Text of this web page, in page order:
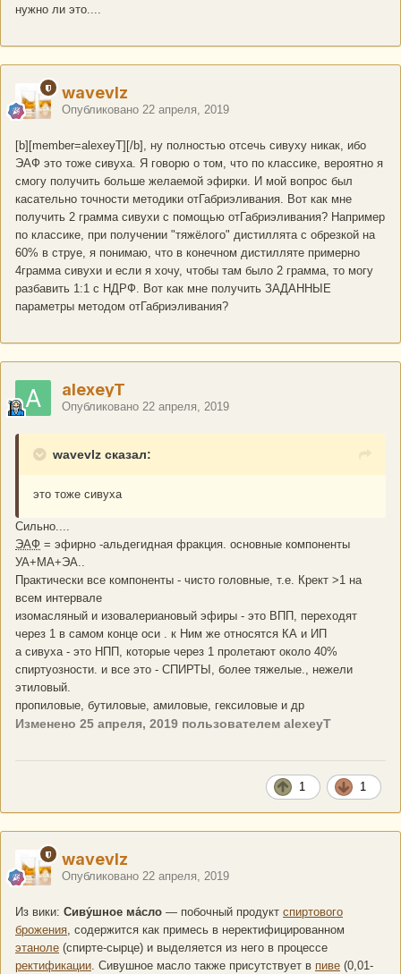
нужно ли это....
wavevlz
Опубликовано 22 апреля, 2019
[b][member=alexeyT][/b], ну полностью отсечь сивуху никак, ибо
ЭАФ это тоже сивуха. Я говорю о том, что по классике, вероятно я
смогу получить больше желаемой эфирки. И мой вопрос был
касательно точности методики отГабриэливания. Вот как мне
получить 2 грамма сивухи с помощью отГабриэливания? Например
по классике, при получении "тяжёлого" дистиллята с обрезкой на
60% в струе, я понимаю, что в конечном дистилляте примерно
4грамма сивухи и если я хочу, чтобы там было 2 грамма, то могу
разбавить 1:1 с НДРФ. Вот как мне получить ЗАДАННЫЕ
параметры методом отГабриэливания?
alexeyT
Опубликовано 22 апреля, 2019
wavevlz сказал:
это тоже сивуха
Сильно....
ЭАФ = эфирно -альдегидная фракция. основные компоненты
УА+МА+ЭА..
Практически все компоненты - чисто головные, т.е. Крект >1 на
всем интервале
изомасляный и изовалериановый эфиры - это ВПП, переходят
через 1 в самом конце оси . к Ним же относятся КА и ИП
а сивуха - это НПП, которые через 1 пролетают около 40%
спиртуозности. и все это - СПИРТЫ, более тяжелые., нежели
этиловый.
пропиловые, бутиловые, амиловые, гексиловые и др
Изменено 25 апреля, 2019 пользователем alexeyT
1 1
wavevlz
Опубликовано 22 апреля, 2019
Из вики: Сиву́шное ма́сло — побочный продукт спиртового
брожения, содержится как примесь в неректифицированном
этаноле (спирте-сырце) и выделяется из него в процессе
ректификации. Сивушное масло также присутствует в пиве (0,01-